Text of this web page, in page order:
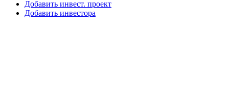
Добавить инвест. проект
Добавить инвестора